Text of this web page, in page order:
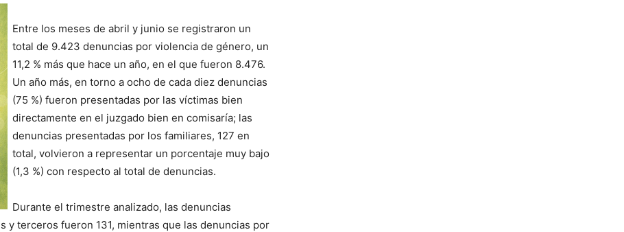
Entre los meses de abril y junio se registraron un
total de 9.423 denuncias por violencia de género, un
11,2 % más que hace un año, en el que fueron 8.476.
Un año más, en torno a ocho de cada diez denuncias
(75 %) fueron presentadas por las víctimas bien
directamente en el juzgado bien en comisaría; las
denuncias presentadas por los familiares, 127 en
total, volvieron a representar un porcentaje muy bajo
(1,3 %) con respecto al total de denuncias.
Durante el trimestre analizado, las denuncias
y terceros fueron 131, mientras que las denuncias por